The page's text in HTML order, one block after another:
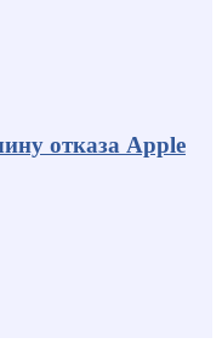
отказа Apple